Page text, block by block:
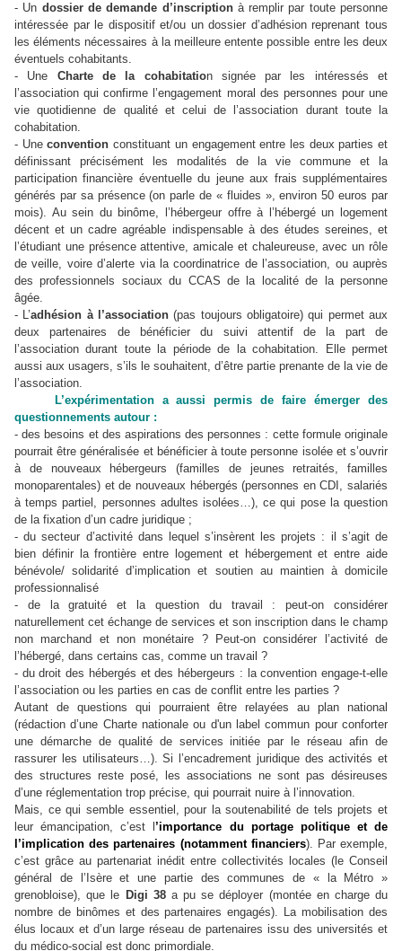
- Un dossier de demande d’inscriptionà remplir par toute personne
intéressée par le dispositif et/ou un dossier d’adhésion reprenant tous
les éléments nécessaires à la meilleure entente possible entre les deux
éventuels cohabitants.
- Une Charte de la cohabitation signée par les intéressés et
l’association qui confirme l’engagement moral des personnes pour une
vie quotidienne de qualité et celui de l’association durant toute la
cohabitation.
- Uneconvention constituant un engagement entre les deux parties et
définissant précisément les modalités de la vie commune et la
participation financière éventuelle du jeune aux frais supplémentaires
générés par sa présence (on parle de « fluides », environ 50 euros par
mois). Au sein du binôme, l’hébergeur offre à l’hébergé un logement
décent et un cadre agréable indispensable à des études sereines, et
l’étudiant une présence attentive, amicale et chaleureuse, avec un rôle
de veille, voire d’alerte via la coordinatrice de l’association, ou auprès
des professionnels sociaux du CCAS de la localité de la personne
âgée.
- L’adhésion à l’association (pas toujours obligatoire) qui permet aux
deux partenaires de bénéficier du suivi attentif de la part de
l’association durant toute la période de la cohabitation. Elle permet
aussi aux usagers, s’ils le souhaitent, d’être partie prenante de la vie de
l’association.
L’expérimentation a aussi permis de faire émerger des
questionnements autour :
- des besoins et des aspirations des personnes : cette formule originale
pourrait être généralisée et bénéficier à toute personne isolée et s’ouvrir
à de nouveaux hébergeurs (familles de jeunes retraités, familles
monoparentales) et de nouveaux hébergés (personnes en CDI, salariés
à temps partiel, personnes adultes isolées…), ce qui pose la question
de la fixation d’un cadre juridique ;
- du secteur d’activité dans lequel s’insèrent les projets : il s’agit de
bien définir la frontière entre logement et hébergement et entre aide
bénévole/ solidarité d’implication et soutien au maintien à domicile
professionnalisé
- de la gratuité et la question du travail : peut-on considérer
naturellement cet échange de services et son inscription dans le champ
non marchand et non monétaire ? Peut-on considérer l’activité de
l’hébergé, dans certains cas, comme un travail ?
- du droit des hébergés et des hébergeurs : la convention engage-t-elle
l’association ou les parties en cas de conflit entre les parties ?
Autant de questions qui pourraient être relayées au plan national
(rédaction d’une Charte nationale ou d'un label commun pour conforter
une démarche de qualité de services initiée par le réseau afin de
rassurer les utilisateurs…). Si l’encadrement juridique des activités et
des structures reste posé, les associations ne sont pas désireuses
d’une réglementation trop précise, qui pourrait nuire à l’innovation.
Mais, ce qui semble essentiel, pour la soutenabilité de tels projets et
leur émancipation, c’est l’importance du portage politique et de
l’implication des partenaires (notamment financiers). Par exemple,
c’est grâce au partenariat inédit entre collectivités locales (le Conseil
général de l’Isère et une partie des communes de « la Métro »
grenobloise), que le Digi 38a pu se déployer (montée en charge du
nombre de binômes et des partenaires engagés). La mobilisation des
élus locaux et d’un large réseau de partenaires issu des universités et
du médico-social est donc primordiale.